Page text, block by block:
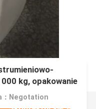
kg, opakowanie
：Negotation